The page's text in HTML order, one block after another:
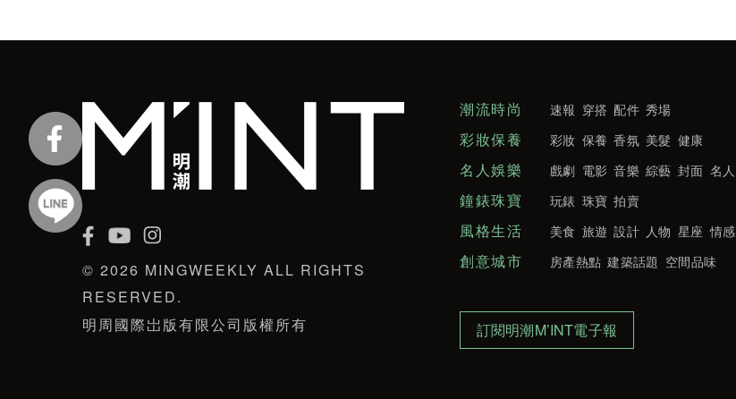
© 2026 MINGWEEKLY ALL RIGHTS
RESERVED.
明周國際岀版有限公司版權所有
潮流時尚 速報 穿搭 配件 秀場
彩妝保養 彩妝 保養 香氛 美髮 健康
名人娛樂 戲劇 電影 音樂 綜藝 封面 名人
鐘錶珠寶 玩錶 珠寶 拍賣
風格生活 美食 旅遊 設計 人物 星座 情感
創意城市 房產熱點 建築話題 空間品味
訂閱明潮M’INT電子報